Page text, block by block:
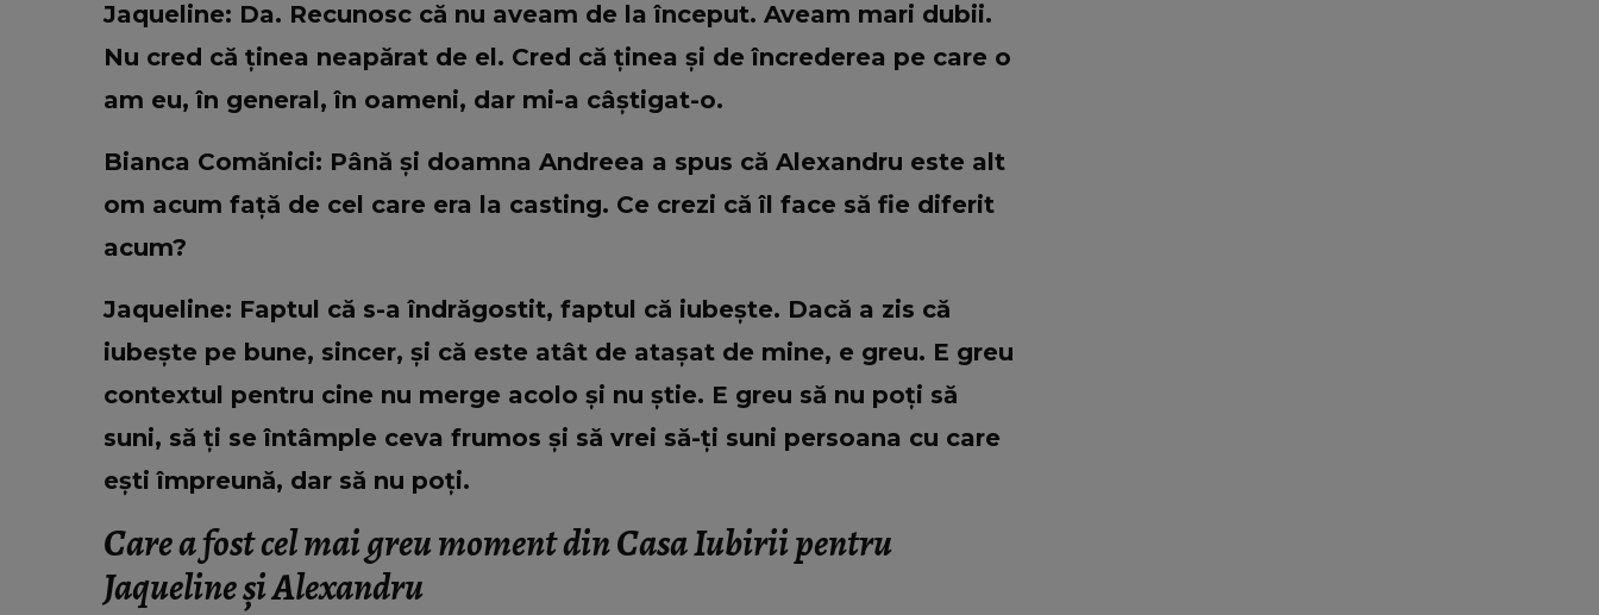
Jaqueline: Da. Recunosc că nu aveam de la început. Aveam mari dubii.
Nu cred că ținea neapărat de el. Cred că ținea și de încrederea pe care o
am eu, în general, în oameni, dar mi-a câștigat-o.
Bianca Comănici: Până și doamna Andreea a spus că Alexandru este alt
om acum față de cel care era la casting. Ce crezi că îl face să fie diferit
acum?
Jaqueline: Faptul că s-a îndrăgostit, faptul că iubește. Dacă a zis că
iubește pe bune, sincer, și că este atât de atașat de mine, e greu. E greu
contextul pentru cine nu merge acolo și nu știe. E greu să nu poți să
suni, să ți se întâmple ceva frumos și să vrei să-ți suni persoana cu care
ești împreună, dar să nu poți.
Care a fost cel mai greu moment din Casa Iubirii pentru
Jaqueline și Alexandru